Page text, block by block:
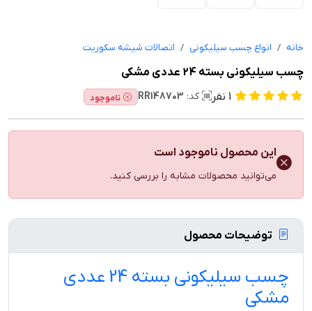
خانه انواع چسب سیلیکونی اتصالات شیشه سکوریت
چسب سیلیکونی بسته 24 عددی مشکی
1 نفر کد: RR148703 ناموجود
این محصول ناموجود است
می‌توانید محصولات مشابه را بررسی کنید.
توضیحات محصول
چسب سیلیکونی بسته 24 عددی
مشکی